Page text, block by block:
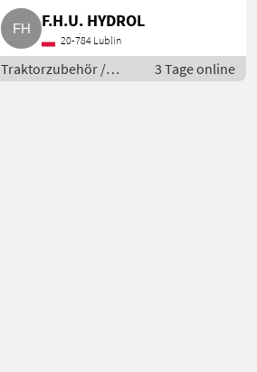
Teilenummer: TA00026056B,
Bezeichnung: Front Remote
Valve, Hersteller: Daiho
Hydraulics Ltd.,
F.H.U. HYDROL
20-784 Lublin
Traktorzubehör /
Sonstiges
3 Tage online